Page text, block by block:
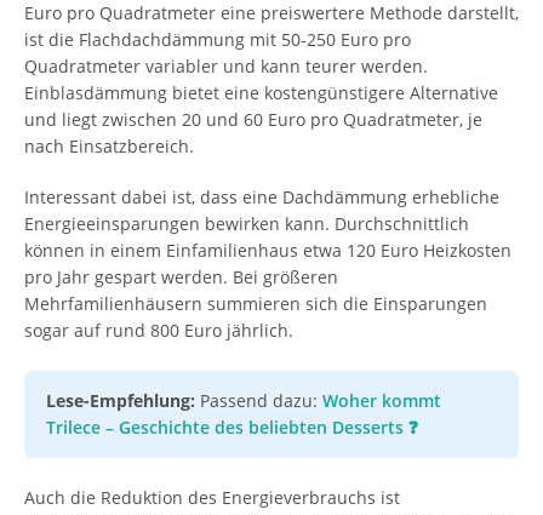
Euro pro Quadratmeter eine preiswertere Methode darstellt,
ist die Flachdachdämmung mit 50-250 Euro pro
Quadratmeter variabler und kann teurer werden.
Einblasdämmung bietet eine kostengünstigere Alternative
und liegt zwischen 20 und 60 Euro pro Quadratmeter, je
nach Einsatzbereich.
Interessant dabei ist, dass eine Dachdämmung erhebliche
Energieeinsparungen bewirken kann. Durchschnittlich
können in einem Einfamilienhaus etwa 120 Euro Heizkosten
pro Jahr gespart werden. Bei größeren
Mehrfamilienhäusern summieren sich die Einsparungen
sogar auf rund 800 Euro jährlich.
Lese-Empfehlung: Passend dazu: Woher kommt
Trilece – Geschichte des beliebten Desserts ❓
Auch die Reduktion des Energieverbrauchs ist